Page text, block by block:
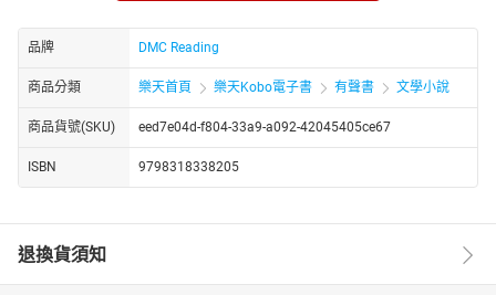
列的故事，将民间传说中的各种神仙，如喜神、财神、风神、雨
神、土地神、灶王爷、灶王奶奶等等，都穿插在其中。
著名评书大师袁阔成先生，以其深厚功力录制的《封神演义》，故
事情节生动曲折，节奏轻松明快，风格活泼幽默。雅俗共赏，热闹
好听。富有很高的艺术性和欣赏性。
品牌 DMC Reading
商品分類 樂天首頁 樂天Kobo電子書 有聲書 文學小說
商品貨號(SKU) eed7e04d-f804-33a9-a092-42045405ce67
ISBN 9798318338205
退換貨須知